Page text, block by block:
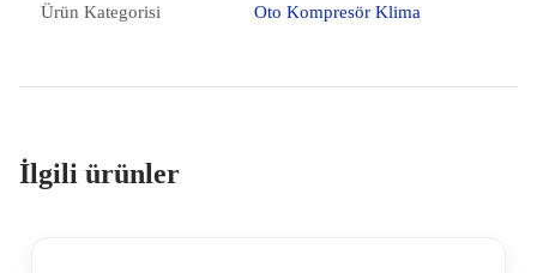
Ürün Kategorisi Oto Kompresör Klima
İlgili ürünler